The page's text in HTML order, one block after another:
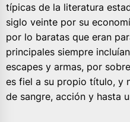
típicas de la literatura
siglo veinte por su
por lo baratas que eran
principales siempre
escapes y armas, por
es fiel a su propio título, y
de sangre, acción y hasta